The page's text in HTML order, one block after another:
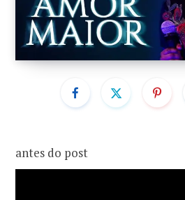
antes do post